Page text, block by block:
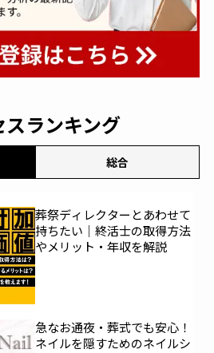
スランキング
総合
葬祭ディレクターとあわせて
持ちたい｜終活士の取得方法
やメリット・年収を解説
急なお通夜・葬式でも安心！
ネイルを隠すためのネイルシ